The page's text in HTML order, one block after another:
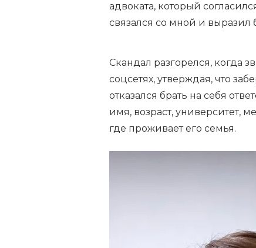
адвоката, который
связался со мной и выразил
Скандал разгорелся, когда
соцсетях, утверждая, что
отказался брать на себя
имя, возраст, университет,
где проживает его семья.